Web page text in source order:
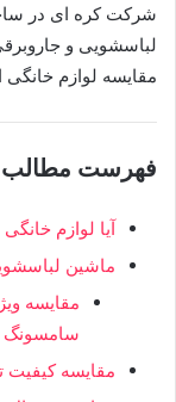
شرکت کره ای در
لباسشویی و
مقایسه لوازم
فهرست مطالب
آیا لوازم
ماشین
مقایسه
سامسونگ
مقایسه کیفیت